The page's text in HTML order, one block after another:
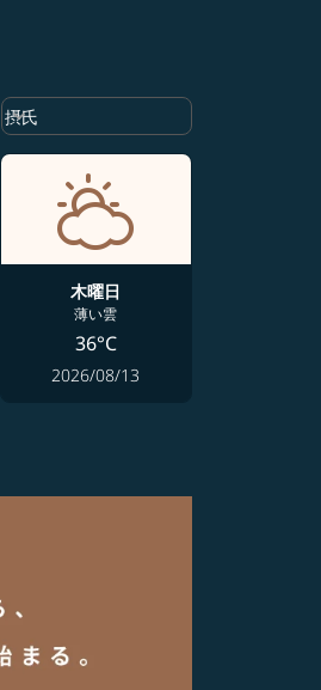
Weather unit option 摂氏 Selected
摂氏
keyboard_arrow_down
木曜日
薄い雲
36°C
2026/08/13